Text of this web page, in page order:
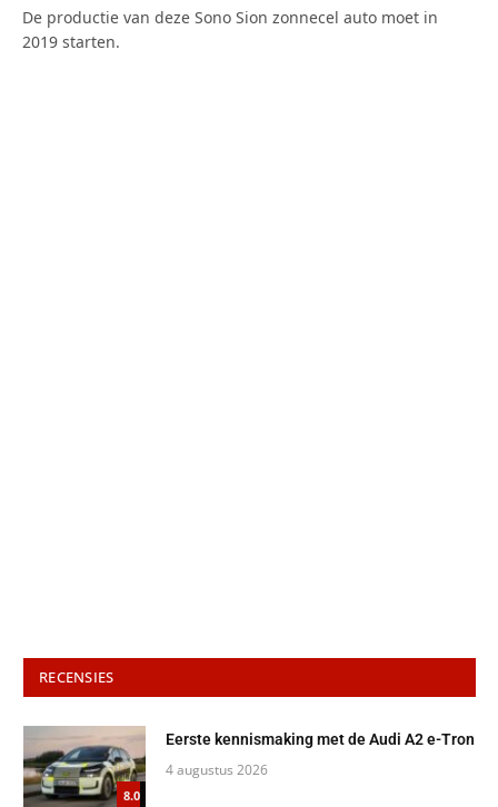
De productie van deze Sono Sion zonnecel auto moet in
2019 starten.
RECENSIES
8.0
Eerste kennismaking met de Audi A2 e-Tron
4 augustus 2026